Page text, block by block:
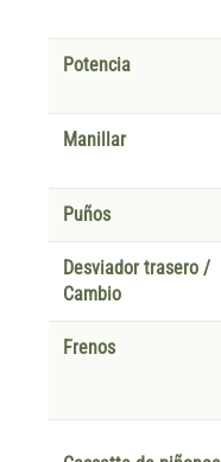
Potencia
Manillar
Puños
Desviador trasero /
Cambio
Frenos